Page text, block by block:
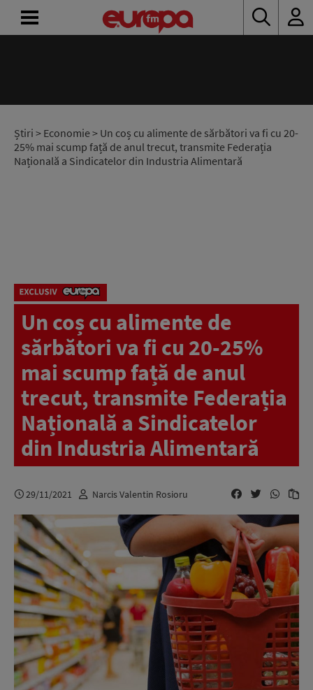
Știri > Economie> Un coș cu alimente de sărbători va fi cu 20-
25% mai scump față de anul trecut, transmite Federația
Națională a Sindicatelor din Industria Alimentară
Un coș cu alimente de
sărbători va fi cu 20-25%
mai scump față de anul
trecut, transmite Federația
Națională a Sindicatelor
din Industria Alimentară
29/11/2021 Narcis Valentin Rosioru
RADIO
CONCURSURI